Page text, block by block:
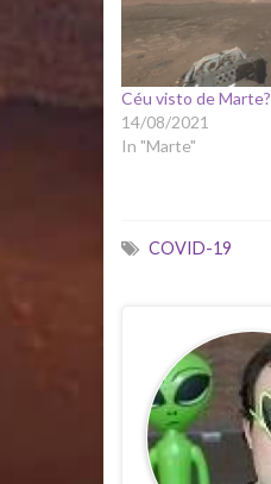
Céu visto de Marte?
14/08/2021
In "Marte"
COVID-19